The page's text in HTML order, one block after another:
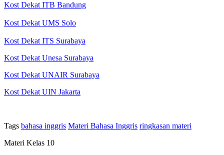
Kost Dekat ITB Bandung
Kost Dekat UMS Solo
Kost Dekat ITS Surabaya
Kost Dekat Unesa Surabaya
Kost Dekat UNAIR Surabaya
Kost Dekat UIN Jakarta
Tags bahasa inggris Materi Bahasa Inggris ringkasan materi
Materi Kelas 10